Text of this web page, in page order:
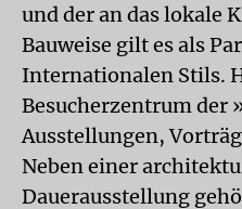
und der an das lokale
Bauweise gilt es als
Internationalen Stils.
Besucherzentrum der
Ausstellungen,
Neben einer
Dauerausstellung